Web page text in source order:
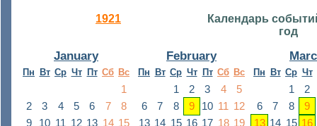
1921
Календарь
год
January
Пн Вт Ср Чт Пт Сб Вс
1
2
3 4 5 6 7
8
9
10 11 12 13 14 15
February
Пн Вт Ср Чт Пт Сб Вс
1 2 3 4
5
6
7 8 9 10 11 12
13 14 15 16 17 18 19
Пн Вт Ср Чт
1
2
6
7 8
9
13 14 15 16